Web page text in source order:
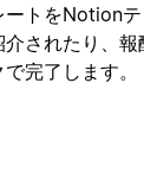
トをNotion
されたり、
完了します。